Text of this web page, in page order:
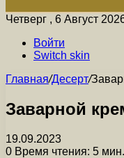
Четверг , 6 Август
Войти
Switch skin
Главная/Десерт/
Заварной
19.09.2023
0 Время чтения: 5 мин.